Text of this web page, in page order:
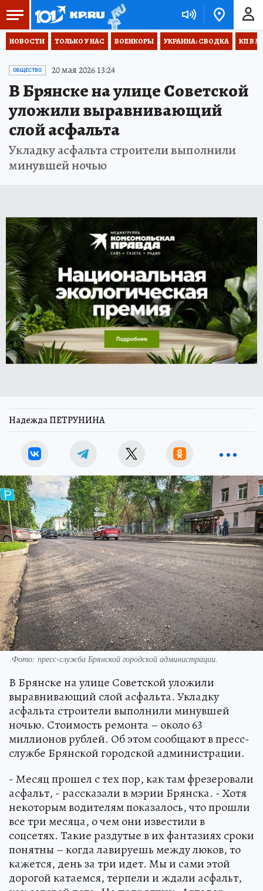
НОВОСТИ ТОЛЬКО У НАС ВОЕНКОРЫ УКРАИНА: СВОДКА КП В
ОБЩЕСТВО 20 мая 2026 13:24
В Брянске на улице Советской
уложили выравнивающий
слой асфальта
Укладку асфальта строители выполнили
минувшей ночью
Надежда ПЕТРУНИНА
Фото: пресс-служба Брянской городской администрации.
В Брянске на улице Советской уложили
выравнивающий слой асфальта. Укладку
асфальта строители выполнили минувшей
ночью. Стоимость ремонта – около 63
миллионов рублей. Об этом сообщают в пресс-
службе Брянской городской администрации.
- Месяц прошел с тех пор, как там фрезеровали
асфальт, - рассказали в мэрии Брянска. - Хотя
некоторым водителям показалось, что прошли
все три месяца, о чем они известили в
соцсетях. Такие раздутые в их фантазиях сроки
понятны – когда лавируешь между люков, то
кажется, день за три идет. Мы и сами этой
дорогой катаемся, терпели и ждали асфальт,